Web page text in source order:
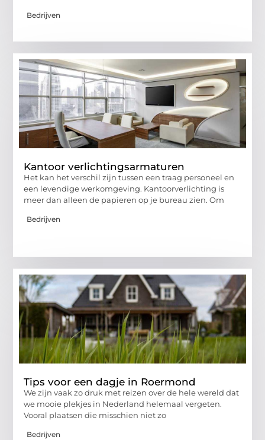
Bedrijven
Kantoor verlichtingsarmaturen
Het kan het verschil zijn tussen een traag personeel en
een levendige werkomgeving. Kantoorverlichting is
meer dan alleen de papieren op je bureau zien. Om
Bedrijven
Tips voor een dagje in Roermond
We zijn vaak zo druk met reizen over de hele wereld dat
we mooie plekjes in Nederland helemaal vergeten.
Vooral plaatsen die misschien niet zo
Bedrijven